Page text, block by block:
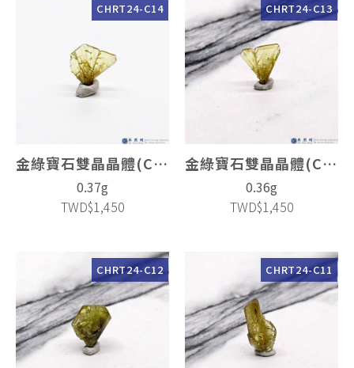
金綠寶石雙晶晶體(Chrysoberyl Twin)
CHRT24-C14
0.37g
TWD$1,450
金綠寶石雙晶晶體(Chrysoberyl Twin)
CHRT24-C13
0.36g
TWD$1,450
CHRT24-C12 CHRT24-C11